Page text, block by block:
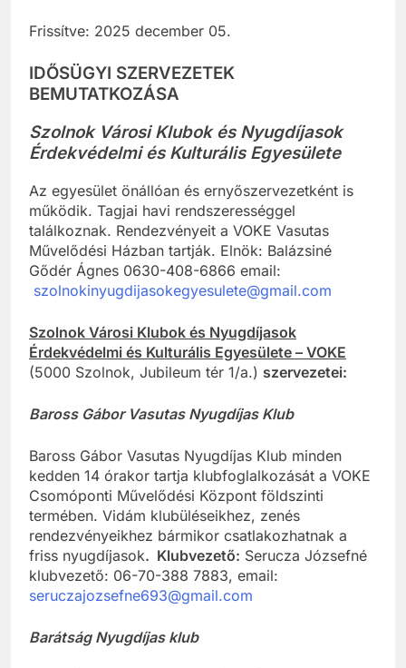
Frissítve: 2025 december 05.
IDŐSÜGYI SZERVEZETEK
BEMUTATKOZÁSA
Szolnok Városi Klubok és Nyugdíjasok
Érdekvédelmi és Kulturális Egyesülete
Az egyesület önállóan és ernyőszervezetként is
működik. Tagjai havi rendszerességgel
találkoznak. Rendezvényeit a VOKE Vasutas
Művelődési Házban tartják. Elnök: Balázsiné
Gődér Ágnes 0630-408-6866 email:
szolnokinyugdijasokegyesulete@gmail.com
Szolnok Városi Klubok és Nyugdíjasok
Érdekvédelmi és Kulturális Egyesülete – VOKE
(5000 Szolnok, Jubileum tér 1/a.) szervezetei:
Baross Gábor Vasutas Nyugdíjas Klub
Baross Gábor Vasutas Nyugdíjas Klub minden
kedden 14 órakor tartja klubfoglalkozását a VOKE
Csomóponti Művelődési Központ földszinti
termében. Vidám klubüléseikhez, zenés
rendezvényeikhez bármikor csatlakozhatnak a
friss nyugdíjasok. Klubvezető: Serucza Józsefné
klubvezető: 06-70-388 7883, email:
seruczajozsefne693@gmail.com
Barátság Nyugdíjas klub